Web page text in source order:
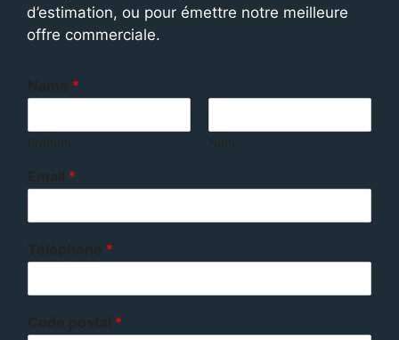
d’estimation, ou pour émettre notre meilleure
offre commerciale.
*
*
*
*